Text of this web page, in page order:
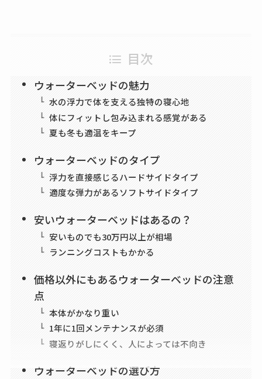
目次
ウォーターベッドの魅力
水の浮力で体を支える独特の寝心地
体にフィットし包み込まれる感覚がある
夏も冬も適温をキープ
ウォーターベッドのタイプ
浮力を直接感じるハードサイドタイプ
適度な弾力があるソフトサイドタイプ
安いウォーターベッドはあるの？
安いものでも30万円以上が相場
ランニングコストもかかる
価格以外にもあるウォーターベッドの注意
点
本体がかなり重い
1年に1回メンテナンスが必須
寝返りがしにくく、人によっては不向き
ウォーターベッドの選び方